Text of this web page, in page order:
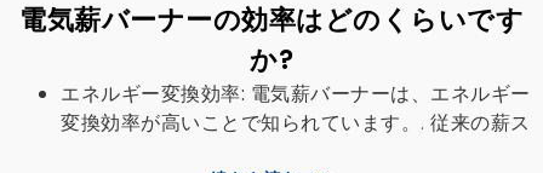
電気薪バーナーの効率はどのくらいです
か?
エネルギー変換効率: 電気薪バーナーは、エネルギー
変換効率が高いことで知られています。. 従来の薪ス